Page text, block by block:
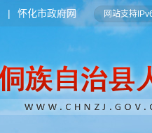
| 怀化市政府网 网站支持